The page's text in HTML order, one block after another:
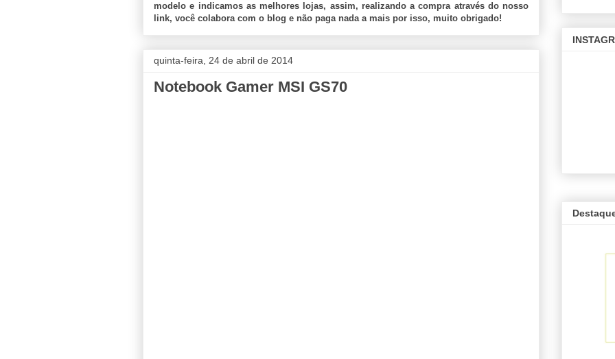
modelo e indicamos as melhores lojas, assim, realizando a compra através do nosso
link, você colabora com o blog e não paga nada a mais por isso, muito obrigado!
quinta-feira, 24 de abril de 2014
Notebook Gamer MSI GS70